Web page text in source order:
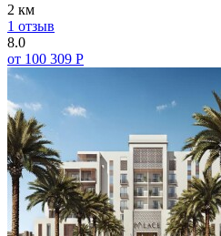
2 км
1 отзыв
8.0
от 100 309 Р